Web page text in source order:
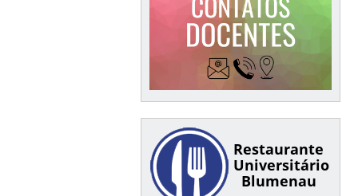
Restaurante
Universitário
Blumenau